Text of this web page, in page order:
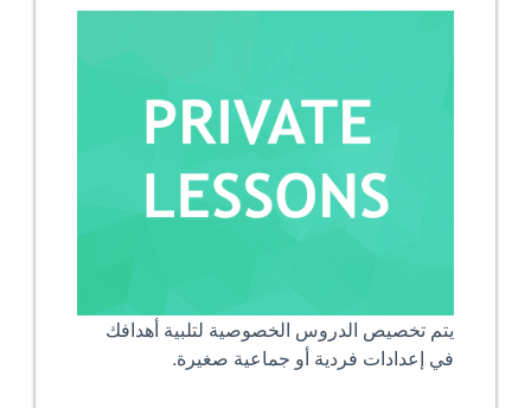
يتم تخصيص الدروس الخصوصية لتلبية أهدافك
في إعدادات فردية أو جماعية صغيرة.